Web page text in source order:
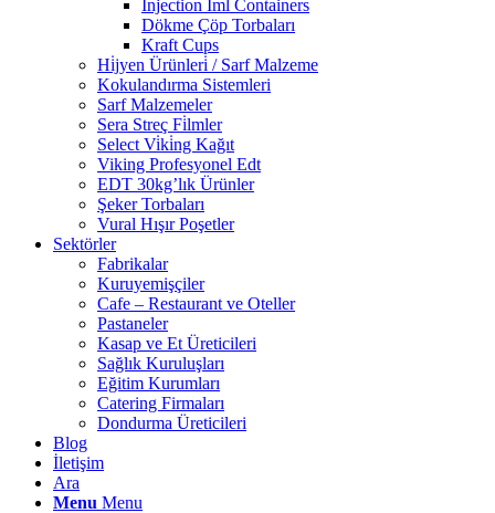
Injection Iml Contai̇ners
Dökme Çöp Torbaları
Kraft Cups
Hi̇jyen Ürünleri̇ / Sarf Malzeme
Kokulandırma Sistemleri
Sarf Malzemeler
Sera Streç Fi̇lmler
Select Vi̇ki̇ng Kağıt
Viking Profesyonel Edt
EDT 30kg’lık Ürünler
Şeker Torbaları
Vural Hışır Poşetler
Sektörler
Fabrikalar
Kuruyemişçiler
Cafe – Restaurant ve Oteller
Pastaneler
Kasap ve Et Üreticileri
Sağlık Kuruluşları
Eğitim Kurumları
Catering Firmaları
Dondurma Üreticileri
Blog
İletişim
Ara
Menu Menu